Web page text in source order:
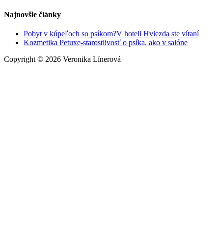
Najnovšie články
Pobyt v kúpeľoch so psíkom?V hoteli Hviezda ste vítaní
Kozmetika Petuxe-starostlivosť o psíka, ako v salóne
Copyright © 2026 Veronika Línerová